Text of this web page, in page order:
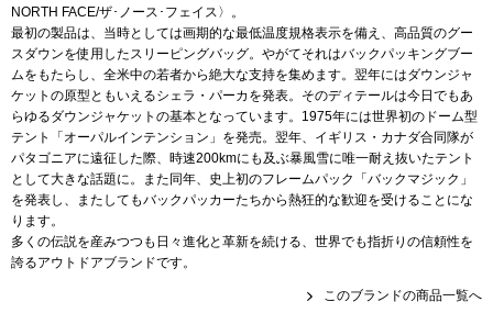
手袋
ベルト
靴下
サングラス／
NORTH FACE/ザ･ノース･フェイス〉。
最初の製品は、当時としては画期的な最低温度規格表示を備え、高品質のグー
スダウンを使用したスリーピングバッグ。やがてそれはバックパッキングブー
ムをもたらし、全米中の若者から絶大な支持を集めます。翌年にはダウンジャ
ケットの原型ともいえるシェラ・パーカを発表。そのディテールは今日でもあ
らゆるダウンジャケットの基本となっています。1975年には世界初のドーム型
テント「オーパルインテンション」を発売。翌年、イギリス・カナダ合同隊が
パタゴニアに遠征した際、時速200kmにも及ぶ暴風雪に唯一耐え抜いたテント
として大きな話題に。また同年、史上初のフレームパック「バックマジック」
を発表し、またしてもバックパッカーたちから熱狂的な歓迎を受けることにな
ります。
多くの伝説を産みつつも日々進化と革新を続ける、世界でも指折りの信頼性を
誇るアウトドアブランドです。
このブランドの商品一覧へ